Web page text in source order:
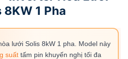
8KW 1 Pha
lưới Solis 8kW 1 pha. Model này
suấttấm pin khuyến nghị tối đa